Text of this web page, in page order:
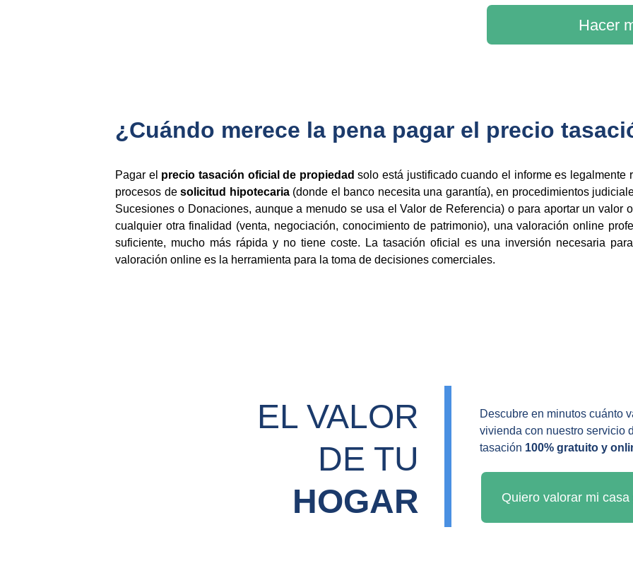
Hacer
¿Cuándo merece la pena pagar el precio
Pagar el precio tasación oficial de propiedad solo está justificado cuando el informe es legalmente
procesos desolicitud hipotecaria(donde el banco necesita una garantía), en procedimientos
Sucesiones o Donaciones, aunque a menudo se usa el Valor de Referencia) o para aportar un valor
cualquier otra finalidad (venta, negociación, conocimiento de patrimonio), una valoración online
suficiente, mucho más rápida y no tiene coste. La tasación oficial es una inversión necesaria
valoración online es la herramienta para la toma de decisiones comerciales.
EL VALOR
DE TU
HOGAR
Quiero valorar mi casa
Descubre en minutos cuánto
vivienda con nuestro servicio
tasación 100% gratuito y